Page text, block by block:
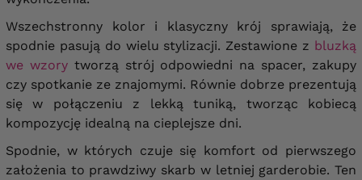
Wszechstronny kolor i klasyczny krój sprawiają, że
spodnie pasują do wielu stylizacji. Zestawione z bluzką
we wzorytworzą strój odpowiedni na spacer, zakupy
czy spotkanie ze znajomymi. Równie dobrze prezentują
się w połączeniu z lekką tuniką, tworząc kobiecą
kompozycję idealną na cieplejsze dni.
Spodnie, w których czuje się komfort od pierwszego
założenia to prawdziwy skarb w letniej garderobie. Ten